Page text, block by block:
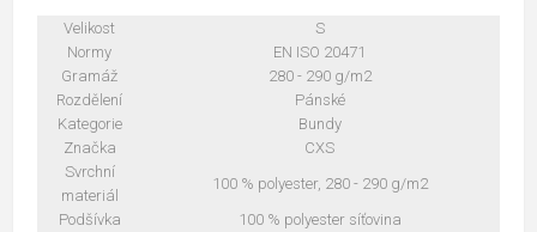
Velikost
S
Normy
EN ISO 20471
Gramáž
280 - 290 g/m2
Rozdělení
Pánské
Kategorie
Bundy
Značka
CXS
Svrchní
materiál
100 % polyester, 280 - 290 g/m2
Podšívka
100 % polyester síťovina